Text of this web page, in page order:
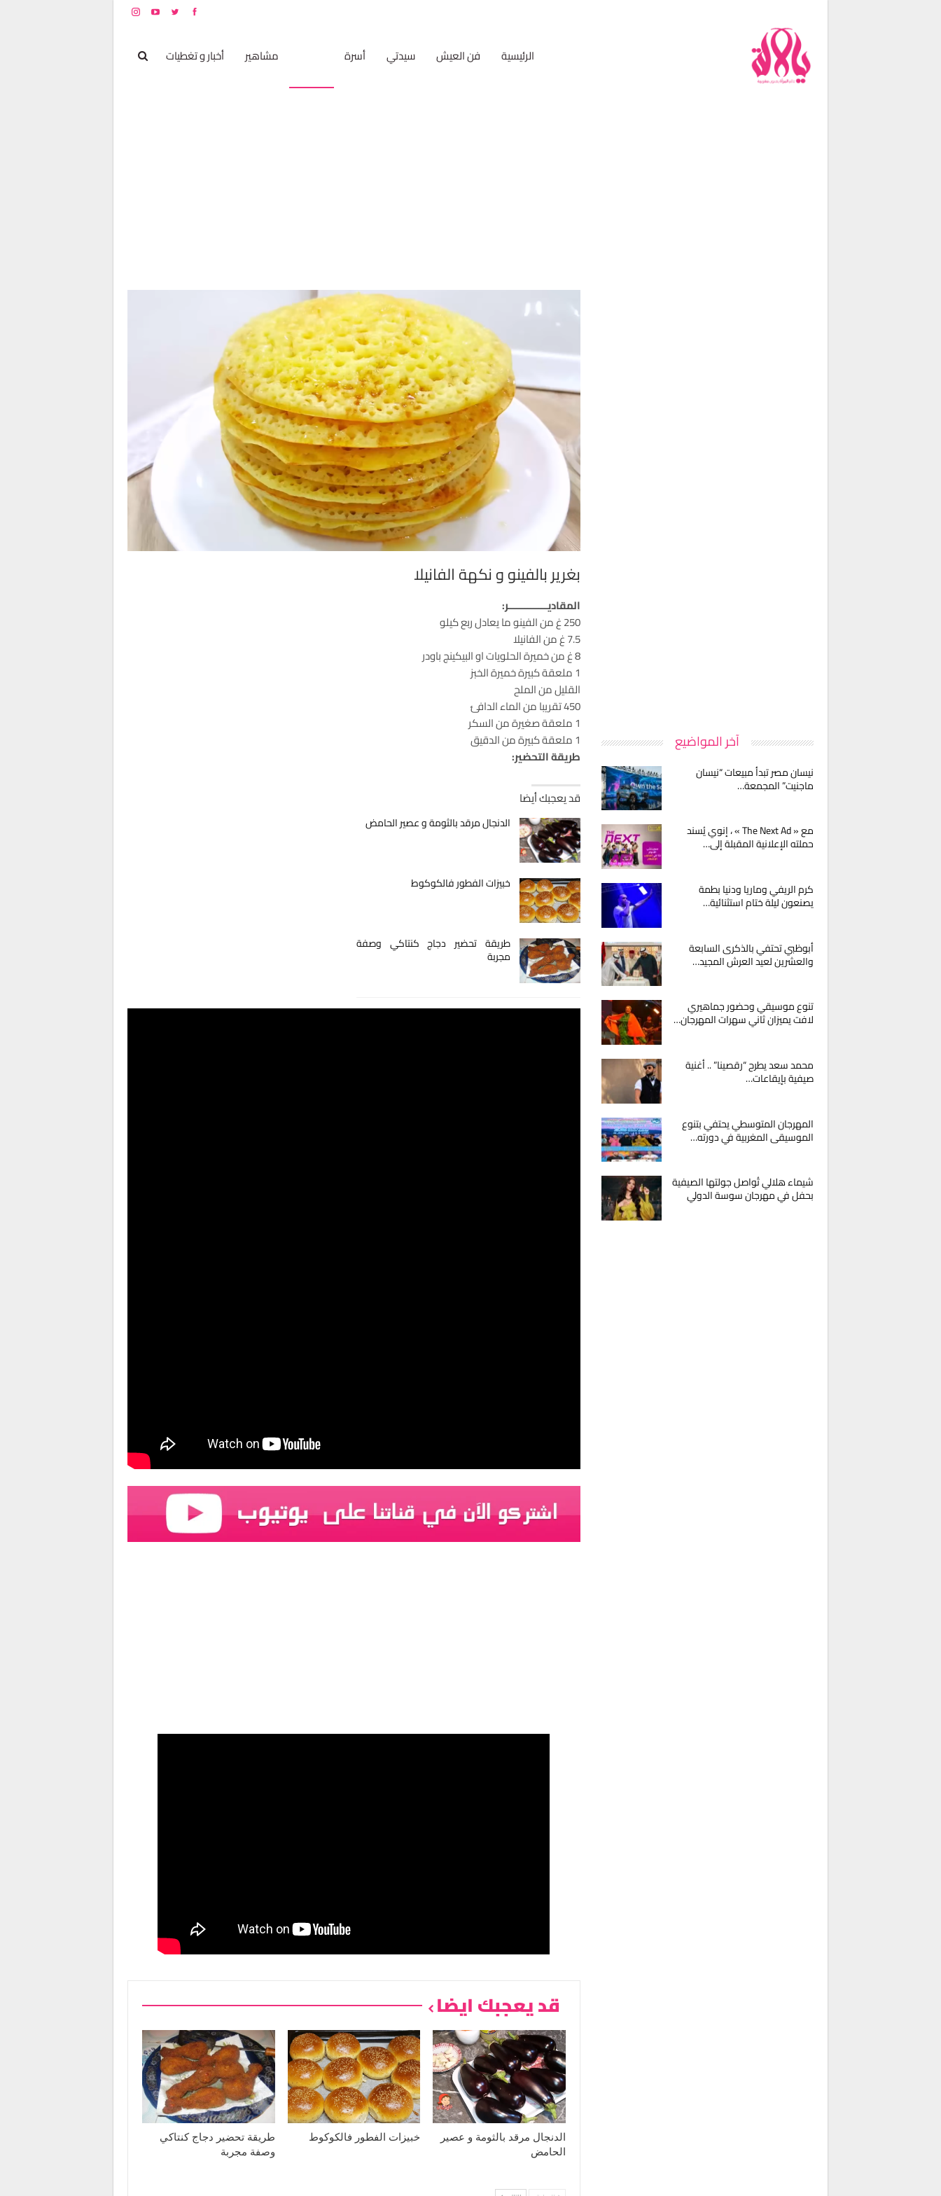
الرئيسية فن العيش سيدتي أسرة مشاهير أخبار و تغطيات
بغرير بالفينو و نكهة الفانيلا
المقاديــــــــــــــر:
250 غ من الفينو ما يعادل ربع كيلو
7.5 غ من الفانيلا
8 غ من خميرة الحلويات او البيكينج باودر
1 ملعقة كبيرة خميرة الخبز
القليل من الملح
450 تقريبا من الماء الدافئ
1 ملعقة صغيرة من السكر
1 ملعقة كبيرة من الدقيق
طريقة التحضير:
قد يعجبك أيضا
الدنجال مرقد بالثومة و عصير الحامض
خبيزات الفطور فالكوكوط
طريقة تحضير دجاج كنتاكي وصفة
مجربة
قد يعجبك ايضا
الدنجال مرقد بالثومة و عصير
الحامض
خبيزات الفطور فالكوكوط
طريقة تحضير دجاج كنتاكي
وصفة مجربة
آخر المواضيع
نيسان مصر تبدأ مبيعات “نيسان
ماجنيت” المجمعة…
مع « The Next Ad » ، إنوي يُسند
حملته الإعلانية المقبلة إلى…
كرم الريفي وماريا ودنيا بطمة
يصنعون ليلة ختام استثنائية…
أبوظبي تحتفي بالذكرى السابعة
والعشرين لعيد العرش المجيد…
تنوع موسيقي وحضور جماهيري
لافت يميزان ثاني سهرات المهرجان…
محمد سعد يطرح “رقصينا” .. أغنية
صيفية بإيقاعات…
المهرجان المتوسطي يحتفي بتنوع
الموسيقى المغربية في دورته…
شيماء هلالي تُواصل جولتها الصيفية
بحفل في مهرجان سوسة الدولي